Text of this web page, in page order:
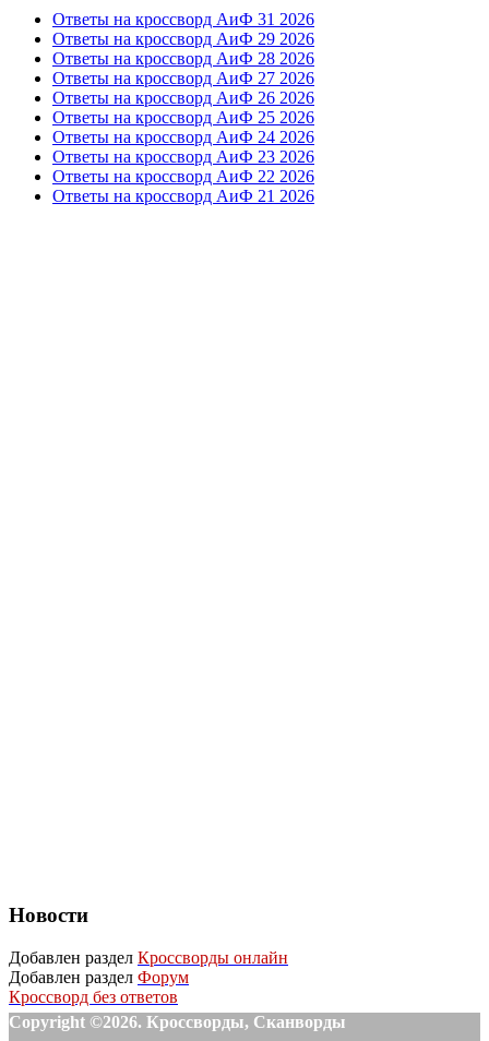
Ответы на кроссворд АиФ 31 2026
Ответы на кроссворд АиФ 29 2026
Ответы на кроссворд АиФ 28 2026
Ответы на кроссворд АиФ 27 2026
Ответы на кроссворд АиФ 26 2026
Ответы на кроссворд АиФ 25 2026
Ответы на кроссворд АиФ 24 2026
Ответы на кроссворд АиФ 23 2026
Ответы на кроссворд АиФ 22 2026
Ответы на кроссворд АиФ 21 2026
Новости
Добавлен раздел Кроссворды онлайн
Добавлен раздел Форум
Кроссворд без ответов
Copyright ©2026. Кроссворды, Сканворды